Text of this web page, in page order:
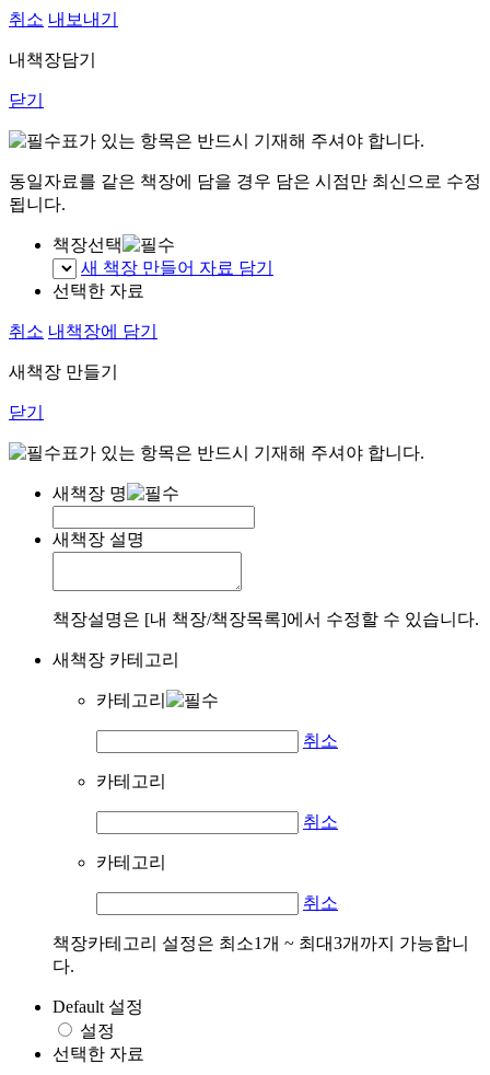
취소 내보내기
내책장담기
닫기
표가 있는 항목은 반드시 기재해 주셔야 합니다.
동일자료를 같은 책장에 담을 경우 담은 시점만 최신으로 수정
됩니다.
책장선택
새 책장 만들어 자료 담기
선택한 자료
취소 내책장에 담기
새책장 만들기
닫기
표가 있는 항목은 반드시 기재해 주셔야 합니다.
새책장 명
새책장 설명
책장설명은 [내 책장/책장목록]에서 수정할 수 있습니다.
새책장 카테고리
카테고리
취소
카테고리
취소
카테고리
취소
책장카테고리 설정은 최소1개 ~ 최대3개까지 가능합니
다.
Default 설정
설정
선택한 자료